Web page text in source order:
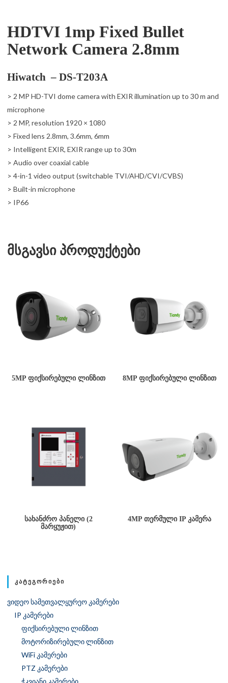
HDTVI 1mp Fixed Bullet
Network Camera 2.8mm
Hiwatch – DS-T203A
> 2 MP HD-TVI dome camera with EXIR illumination up to 30 m and
microphone
> 2 MP, resolution 1920 × 1080
> Fixed lens 2.8mm, 3.6mm, 6mm
> Intelligent EXIR, EXIR range up to 30m
> Audio over coaxial cable
> 4-in-1 video output (switchable TVI/AHD/CVI/CVBS)
> Built-in microphone
> IP66
მსგავსი პროდუქტები
5MP ᲤᲘᲥᲡᲘᲠᲔᲑᲣᲚᲘ ᲚᲘᲜᲖᲘᲗ 8MP ᲤᲘᲥᲡᲘᲠᲔᲑᲣᲚᲘ ᲚᲘᲜᲖᲘᲗ
ᲡᲐᲮᲐᲜᲫᲠᲝ ᲞᲐᲜᲔᲚᲘ (2
ᲛᲐᲠᲧᲣᲟᲘᲗ)
4MP ᲗᲔᲠᲛᲣᲚᲘ IP ᲙᲐᲛᲔᲠᲐ
ᲙᲐᲢᲔᲒᲝᲠᲘᲔᲑᲘ
ვიდეო სამეთვალყურეო კამერები
IP კამერები
ფიქსირებული ლინზით
მოტორიზირებული ლინზით
WiFi კამერები
PTZ კამერები
ჭკვიანი კამერები